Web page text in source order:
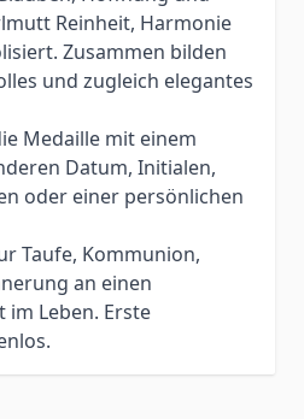
Reinheit, Harmonie
Zusammen bilden
und zugleich elegantes
Medaille mit einem
Datum, Initialen,
oder einer persönlichen
Taufe, Kommunion,
an einen
Leben. Erste